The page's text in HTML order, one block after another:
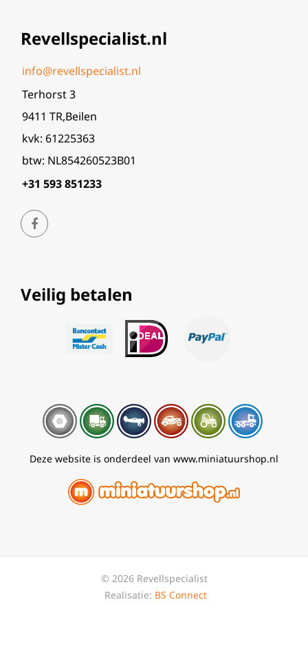
Revellspecialist.nl
info@revellspecialist.nl
Terhorst 3
9411 TR,Beilen
kvk: 61225363
btw: NL854260523B01
+31 593 851233
Veilig betalen
Deze website is onderdeel van www.miniatuurshop.nl
© 2026 Revellspecialist
Realisatie: BS Connect